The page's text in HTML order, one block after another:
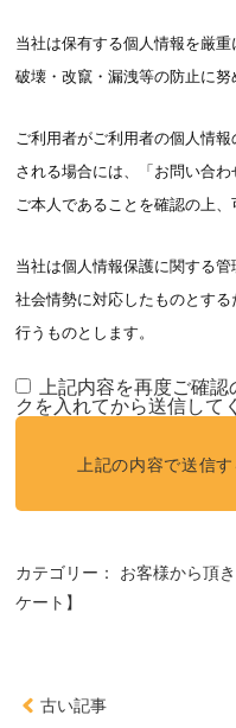
当社は保有する個人情報を厳
破壊・改竄・漏洩等の防止に努
ご利用者がご利用者の個人情
される場合には、「お問い合わ
ご本人であることを確認の上
当社は個人情報保護に関する
社会情勢に対応したものとす
行うものとします。
上記内容を再度ご確
クを入れてから送信して
カテゴリー： お客様から頂
ケート】
古い記事